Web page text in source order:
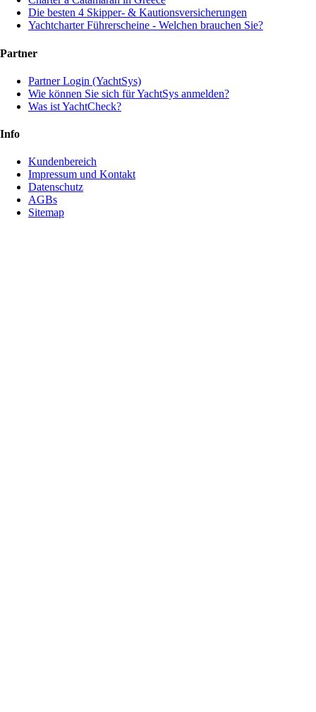
Die besten 4 Skipper- & Kautionsversicherungen
Yachtcharter Führerscheine - Welchen brauchen Sie?
Partner
Partner Login (YachtSys)
Wie können Sie sich für YachtSys anmelden?
Was ist YachtCheck?
Info
Kundenbereich
Impressum und Kontakt
Datenschutz
AGBs
Sitemap